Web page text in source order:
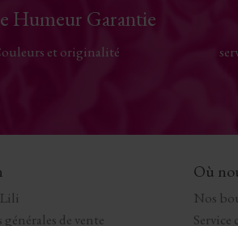
Humeur Garantie
et originalité
de vente
Où
Nos
Service